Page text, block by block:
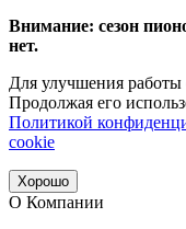
Внимание: сезон
нет.
Для улучшения
Продолжая его
Политикой
cookie
Хорошо
О Компании